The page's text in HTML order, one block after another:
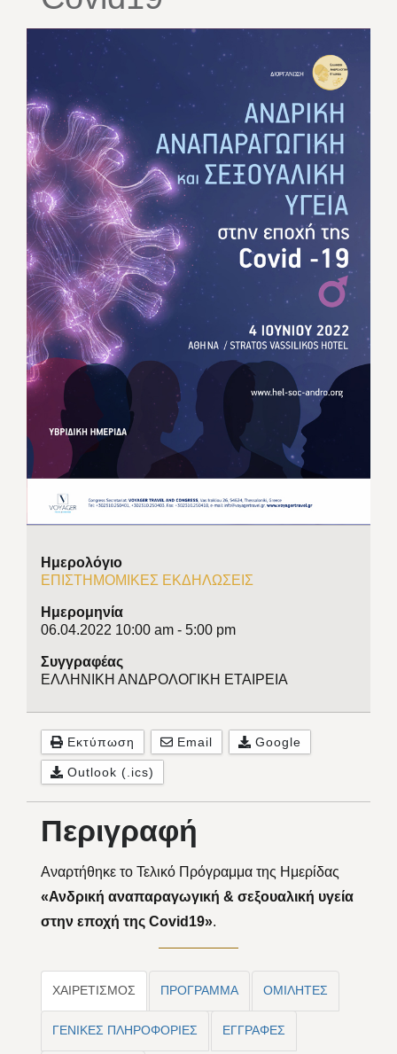
Ημερολόγιο
ΕΠΙΣΤΗΜΟΜΙΚΕΣ ΕΚΔΗΛΩΣΕΙΣ
Ημερομηνία
06.04.2022 10:00 am - 5:00 pm
Συγγραφέας
ΕΛΛΗΝΙΚΗ ΑΝΔΡΟΛΟΓΙΚΗ ΕΤΑΙΡΕΙΑ
Εκτύπωση Email Google
Outlook (.ics)
Περιγραφή
Αναρτήθηκε το Τελικό Πρόγραμμα της Ημερίδας
«Ανδρική αναπαραγωγική & σεξουαλική υγεία
στην εποχή της Covid19».
ΧΑΙΡΕΤΙΣΜΟΣ ΠΡΟΓΡΑΜΜΑ ΟΜΙΛΗΤΕΣ
ΓΕΝΙΚΕΣ ΠΛΗΡΟΦΟΡΙΕΣ ΕΓΓΡΑΦΕΣ